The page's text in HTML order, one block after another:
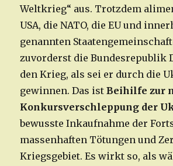
Weltkrieg“ aus. Trotzdem
USA, die NATO, die EU und
genannten
zuvorderst die Bundesrepublik
den Krieg, als sei er durch die
gewinnen. Das istBeihilfe zur
Konkursverschleppung der
bewusste Inkaufnahme der
massenhaften Tötungen und
Kriegsgebiet. Es wirkt so, als